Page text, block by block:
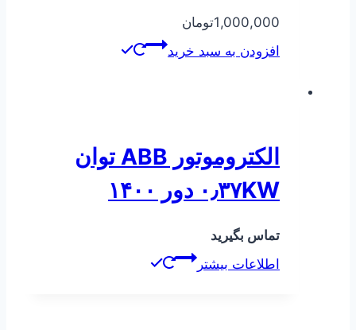
1,000,000تومان
افزودن به سبد خرید
الکتروموتور ABB توان
۰٫۳۷KW دور ۱۴۰۰
تماس بگیرید
اطلاعات بیشتر